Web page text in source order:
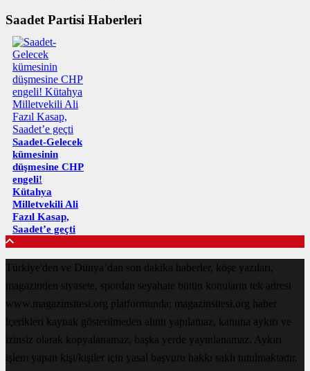
Saadet Partisi Haberleri
Saadet-Gelecek
kümesinin
düşmesine CHP
engeli!
Kütahya
Milletvekili Ali
Fazıl Kasap,
Saadet’e geçti
Türkiye'den ve Dünya’dan son dakika haberler, köşe yazıları,
magazinden siyasete, spordan seyahate bütün konuların tek adresi
www.magazinsitesi.org platformunda; magazinsitesi.org haber
içerikleri kaynak gösterilmeden alıntı yapılamaz, kanuna aykırı ve
izinsiz olarak kopyalanamaz, başka yerde yayınlanamaz. Aykırı
işlem yapan kişi/kişiler için yasal başvuru hakkı saklı tutulmaktadır.